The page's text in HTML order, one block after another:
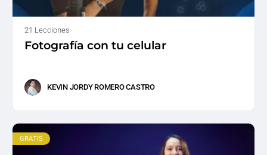
21 Lecciones
Fotografía con tu celular
KEVIN JORDY ROMERO CASTRO
GRATIS